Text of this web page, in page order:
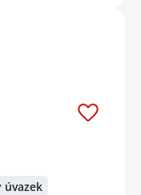
úvazek